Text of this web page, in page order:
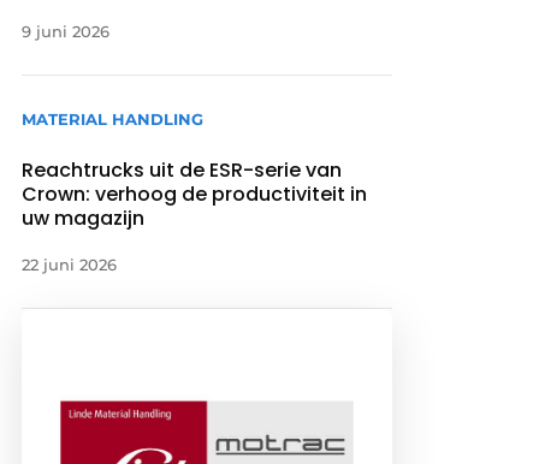
9 juni 2026
MATERIAL HANDLING
Reachtrucks uit de ESR-serie van
Crown: verhoog de productiviteit in
uw magazijn
22 juni 2026